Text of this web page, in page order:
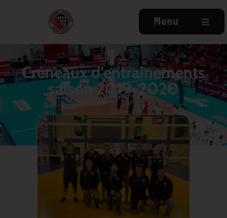
Menu
Créneaux d’entraînements
saison 2019-2020